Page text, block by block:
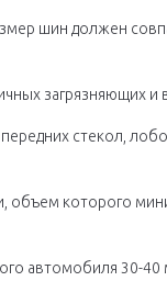
шин должен
загрязняющих и
стекол,
которого
автомобиля 30-